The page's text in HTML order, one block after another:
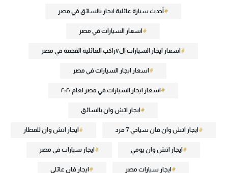
أحدث سيارة عائلية ايجار بالسائق في مصر
اسعار السيارات في مصر
اسعار ايجار السيارات ال٧راكب العائلية الفخمة في مصر
اسعار ايجار السيارات في مصر
اسعار ايجار السيارات في مصر لعام ٢٠٢٠
ايجار اتش وان بالسائق
ايجار اتش وان فان سياحي 7 فرد ايجار اتش وان للمطار
ايجار اتش وان يومي ايجار سيارات فى مصر
ايجار سيارات مصر ايجار فان عائلي